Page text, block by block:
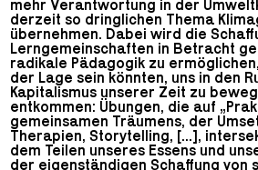
mehr Verantwortung in der
derzeit so dringlichen Thema
übernehmen. Dabei wird die
Lerngemeinschaften in Betracht
radikale Pädagogik zu
der Lage sein könnten, uns in den
Kapitalismus unserer Zeit zu
entkommen: Übungen, die auf
gemeinsamen Träumens, der
Therapien, Storytelling, [...],
dem Teilen unseres Essens und
der eigenständigen Schaffung von